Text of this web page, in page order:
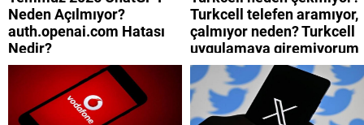
Neden Açılmıyor?
auth.openai.com Hatası
Nedir?
Turkcell telefen aramıyor,
çalmıyor neden? Turkcell
uygulamaya giremiyorum
neden? Turkcell internet
neden yavaş?